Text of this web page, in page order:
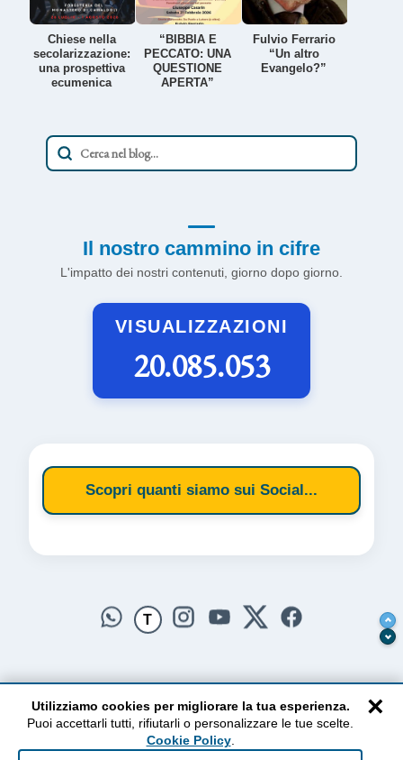
Chiese nella
secolarizzazione:
una prospettiva
ecumenica
“BIBBIA E
PECCATO: UNA
QUESTIONE
APERTA”
Fulvio Ferrario
“Un altro
Evangelo?”
Il nostro cammino in cifre
L'impatto dei nostri contenuti, giorno dopo giorno.
VISUALIZZAZIONI
20.085.053
Scopri quanti siamo sui Social...
T
AlzogliOcchiversoilCielo
×
Utilizziamo cookies per migliorare la tua esperienza.
Puoi accettarli tutti, rifiutarli o personalizzare le tue scelte.
Cookie Policy.